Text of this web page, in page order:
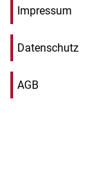
Impressum
Datenschutz
AGB